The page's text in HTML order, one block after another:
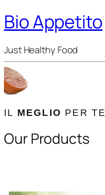
Bio Appetito
Just Healthy Food
IL MEGLIO PER TE
Our Products